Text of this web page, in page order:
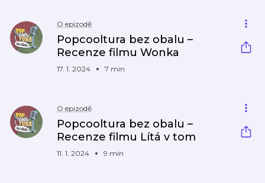
O epizodě
Popcooltura bez obalu –
Recenze filmu Wonka
17. 1. 2024 7 min
O epizodě
Popcooltura bez obalu –
Recenze filmu Lítá v tom
11. 1. 2024 9 min